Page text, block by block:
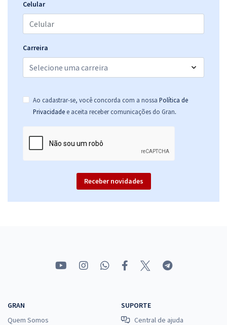
TJ MA - Tribunal de Justiça do Estado do Maranhão - Conhecimentos
Básicos para o Cargo de Analista Judiciário - Direito
R$ 288,54
ou 12x de
24,05
Economize R$ 72,14 (-20%)
Celular
Carreira
Ao cadastrar-se, você concorda com a nossa Política de
Privacidade e aceita receber comunicações do Gran.
Receber novidades
GRAN
Quem Somos
SUPORTE
Central de ajuda